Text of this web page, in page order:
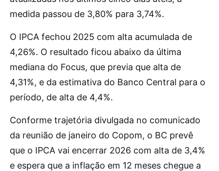
medida passou de 3,80% para 3,74%.
O IPCA fechou 2025 com alta acumulada de
4,26%. O resultado ficou abaixo da última
mediana do Focus, que previa que alta de
4,31%, e da estimativa do Banco Central para o
período, de alta de 4,4%.
Conforme trajetória divulgada no comunicado
da reunião de janeiro do Copom, o BC prevê
que o IPCA vai encerrar 2026 com alta de 3,4%
e espera que a inflação em 12 meses chegue a